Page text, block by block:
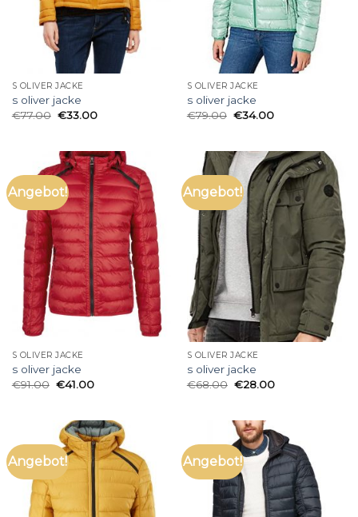
S OLIVER JACKE
s oliver jacke
€77.00 €33.00
S OLIVER JACKE
s oliver jacke
€79.00 €34.00
Angebot!
S OLIVER JACKE
s oliver jacke
€91.00 €41.00
Angebot!
S OLIVER JACKE
s oliver jacke
€68.00 €28.00
Angebot! Angebot!